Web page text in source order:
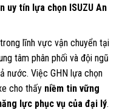
uy tín lựa chọn ISUZU An
lĩnh vực vận chuyển tại
tâm phân phối và đội ngũ
nước. Việc GHN lựa chọn
cho thấy niềm tin vững
lực phục vụ của đại lý.